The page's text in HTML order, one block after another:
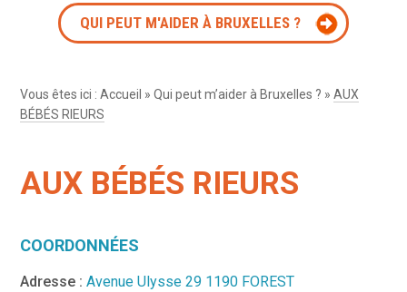
QUI PEUT M'AIDER À BRUXELLES ?
Vous êtes ici :Accueil »Qui peut m’aider à Bruxelles ? »AUX
BÉBÉS RIEURS
AUX BÉBÉS RIEURS
COORDONNÉES
Adresse : Avenue Ulysse 29 1190 FOREST